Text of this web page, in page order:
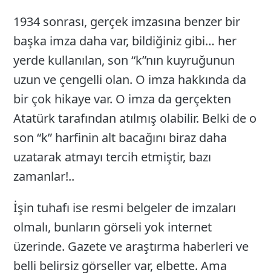
1934 sonrası, gerçek imzasına benzer bir
başka imza daha var, bildiğiniz gibi… her
yerde kullanılan, son “k”nın kuyruğunun
uzun ve çengelli olan. O imza hakkında da
bir çok hikaye var. O imza da gerçekten
Atatürk tarafından atılmış olabilir. Belki de o
son “k” harfinin alt bacağını biraz daha
uzatarak atmayı tercih etmiştir, bazı
zamanlar!..
İşin tuhafı ise resmi belgeler de imzaları
olmalı, bunların görseli yok internet
üzerinde. Gazete ve araştırma haberleri ve
belli belirsiz görseller var, elbette. Ama